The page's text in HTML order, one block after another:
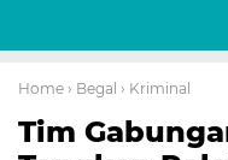
Home › Begal › Kriminal
Tim